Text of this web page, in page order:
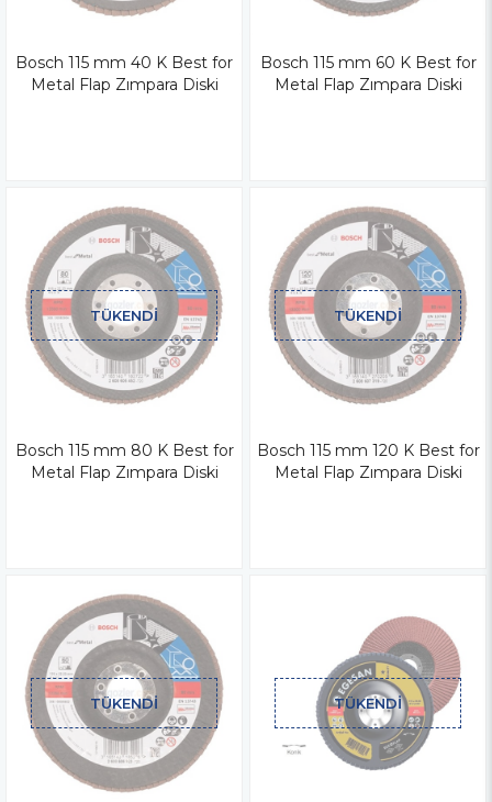
Bosch 115 mm 40 K Best for
Metal Flap Zımpara Diski
Bosch 115 mm 60 K Best for
Metal Flap Zımpara Diski
TÜKENDI
Bosch 115 mm 80 K Best for
Metal Flap Zımpara Diski
TÜKENDI
Bosch 115 mm 120 K Best for
Metal Flap Zımpara Diski
TÜKENDI TÜKENDI